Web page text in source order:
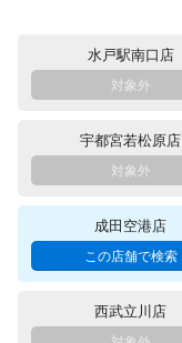
水戸駅南口店
宇都宮若松原店
成田空港店
西武立川店